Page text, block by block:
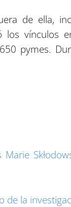
de ella,
los vínculos
pymes.
de la